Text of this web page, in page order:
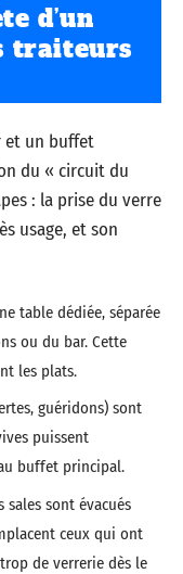
d’un
traiteurs
et un buffet
du « circuit du
: la prise du verre
usage, et son
table dédiée, séparée
ou du bar. Cette
les plats.
guéridons) sont
puissent
buffet principal.
sont évacués
ceux qui ont
de verrerie dès le